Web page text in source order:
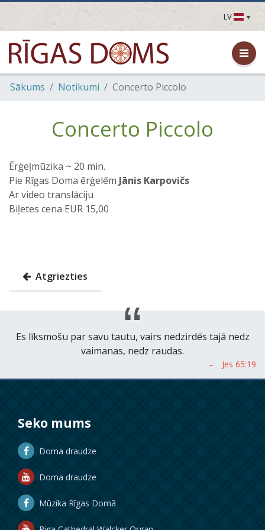
LV
LV
EN
DE
FR
Sākums Notikumi Concerto Piccolo
Concerto Piccolo
Ērģeļmūzika ~ 20 min.
Pie Rīgas Doma ērģelēm Jānis Karpovičs
Ar video translāciju
Biļetes cena EUR 15,00
Atgriezties
Es līksmošu par savu tautu, vairs nedzirdēs tajā nedz
vaimanas, nedz raudas.
Seko mums
Doma draudze
Doma draudze
Mūzika Rīgas Domā